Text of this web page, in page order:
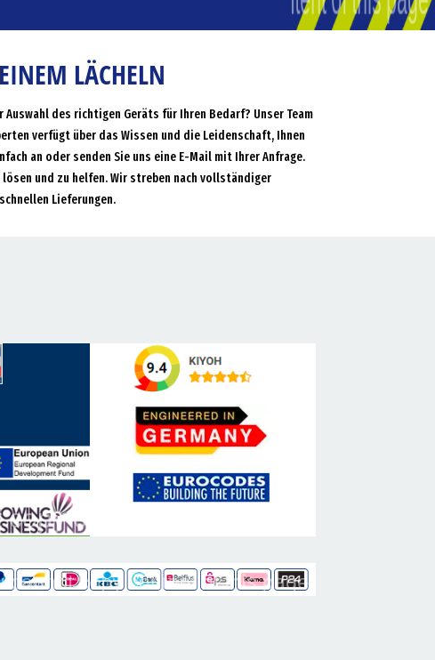
LÄCHELN
des richtigen Geräts für Ihren Bedarf? Unser Team
verfügt über das Wissen und die Leidenschaft, Ihnen
an oder senden Sie uns eine E-Mail mit Ihrer Anfrage.
lösen und zu helfen. Wir streben nach vollständiger
Lieferungen.